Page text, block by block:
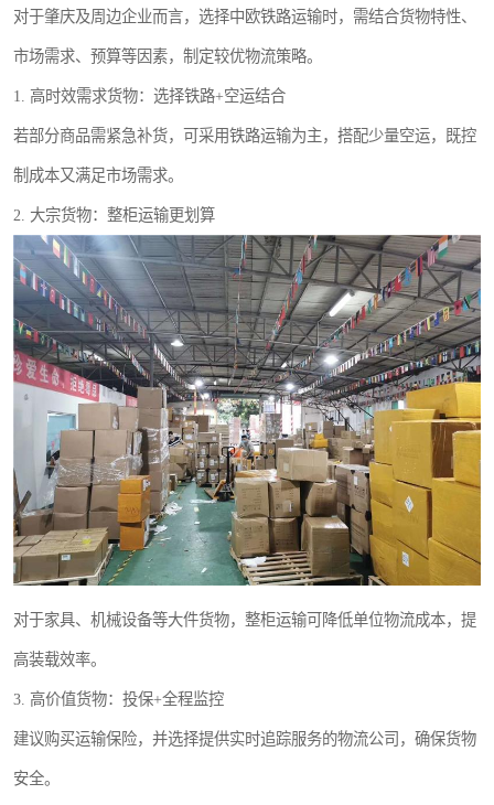
对于肇庆及周边企业而言，选择中欧铁路运输时，需结合货物特性、
市场需求、预算等因素，制定较优物流策略。
1. 高时效需求货物：选择铁路+空运结合
若部分商品需紧急补货，可采用铁路运输为主，搭配少量空运，既控
制成本又满足市场需求。
2. 大宗货物：整柜运输更划算
对于家具、机械设备等大件货物，整柜运输可降低单位物流成本，提
高装载效率。
3. 高价值货物：投保+全程监控
建议购买运输保险，并选择提供实时追踪服务的物流公司，确保货物
安全。